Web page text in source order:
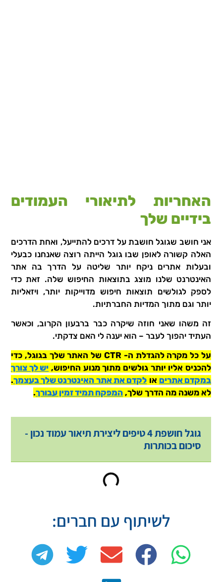
האחריות לתיאורי העמודים
בידיים שלך
אני חושב שגוגל חושבת על דרכים להתייעל, ואחת הדרכים
האלה קשורה לאופן שבו גוגל הייתה רוצה שאנחנו כבעלי
ובעלות אתרים ניקח יותר שליטה על הדרך בה אתר
האינטרנט שלנו מוצג בתוצאות החיפוש שלה. זאת כדי
לספק לגולשים תוצאות חיפוש מדוייקות יותר, ויזאליות
יותר וגם מתוך המדיות החברתיות.
זה משהו שאני חוזה שיקרה כבר ברבעון הקרוב, וכאשר
העתיד יהפוך לעבר – הוא יענה לי האם צדקתי.
על כל מקרה להגדלת ה- CTR של האתר שלך בגוגל, כדי
להכניס אליו יותר גולשים מתוך מנוע החיפוש, יש לך צורך
במקדם אתרים או לקדם את אתר האינטרנט שלך בעצמך.
לא משנה מה הדרך שלך, המפקח תמיד זמין עבורך.
גוגל חושפת 4 טיפים ליצירת תיאור עמוד נכון -
סיכום בכותרות
לשיתוף עם חברים: